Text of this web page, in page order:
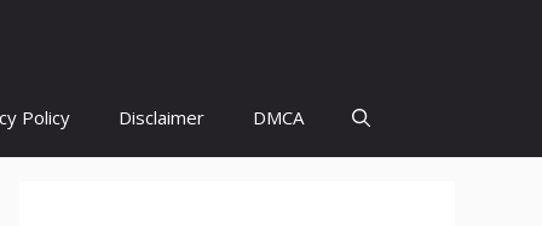
Policy Disclaimer DMCA